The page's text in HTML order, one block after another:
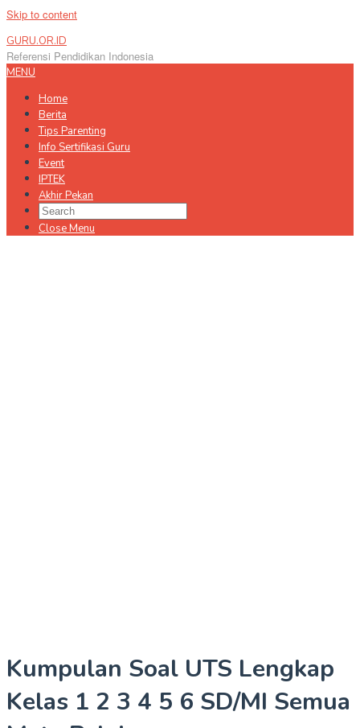
Skip to content
GURU.OR.ID
Referensi Pendidikan Indonesia
MENU
Home
Berita
Tips Parenting
Info Sertifikasi Guru
Event
IPTEK
Akhir Pekan
Close Menu
Kumpulan Soal UTS Lengkap
Kelas 1 2 3 4 5 6 SD/MI Semua